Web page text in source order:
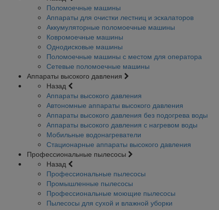
Поломоечные машины
Аппараты для очистки лестниц и эскалаторов
Аккумуляторные поломоечные машины
Ковромоечные машины
Однодисковые машины
Поломоечные машины с местом для оператора
Сетевые поломоечные машины
Аппараты высокого давления
Назад
Аппараты высокого давления
Автономные аппараты высокого давления
Аппараты высокого давления без подогрева воды
Аппараты высокого давления с нагревом воды
Мобильные водонагреватели
Стационарные аппараты высокого давления
Профессиональные пылесосы
Назад
Профессиональные пылесосы
Промышленные пылесосы
Профессиональные моющие пылесосы
Пылесосы для сухой и влажной уборки